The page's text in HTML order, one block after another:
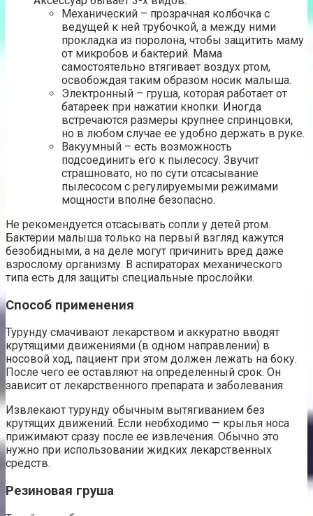
Механический – прозрачная колбочка с
ведущей к ней трубочкой, а между ними
прокладка из поролона, чтобы защитить маму
от микробов и бактерий. Мама
самостоятельно втягивает воздух ртом,
освобождая таким образом носик малыша.
Электронный – груша, которая работает от
батареек при нажатии кнопки. Иногда
встречаются размеры крупнее спринцовки,
но в любом случае ее удобно держать в руке.
Вакуумный – есть возможность
подсоединить его к пылесосу. Звучит
страшновато, но по сути отсасывание
пылесосом с регулируемыми режимами
мощности вполне безопасно.
Не рекомендуется отсасывать сопли у детей ртом.
Бактерии малыша только на первый взгляд кажутся
безобидными, а на деле могут причинить вред даже
взрослому организму. В аспираторах механического
типа есть для защиты специальные прослойки.
Способ применения
Турунду смачивают лекарством и аккуратно вводят
крутящими движениями (в одном направлении) в
носовой ход, пациент при этом должен лежать на боку.
После чего ее оставляют на определенный срок. Он
зависит от лекарственного препарата и заболевания.
Извлекают турунду обычным вытягиванием без
крутящих движений. Если необходимо — крылья носа
прижимают сразу после ее извлечения. Обычно это
нужно при использовании жидких лекарственных
средств.
Резиновая груша